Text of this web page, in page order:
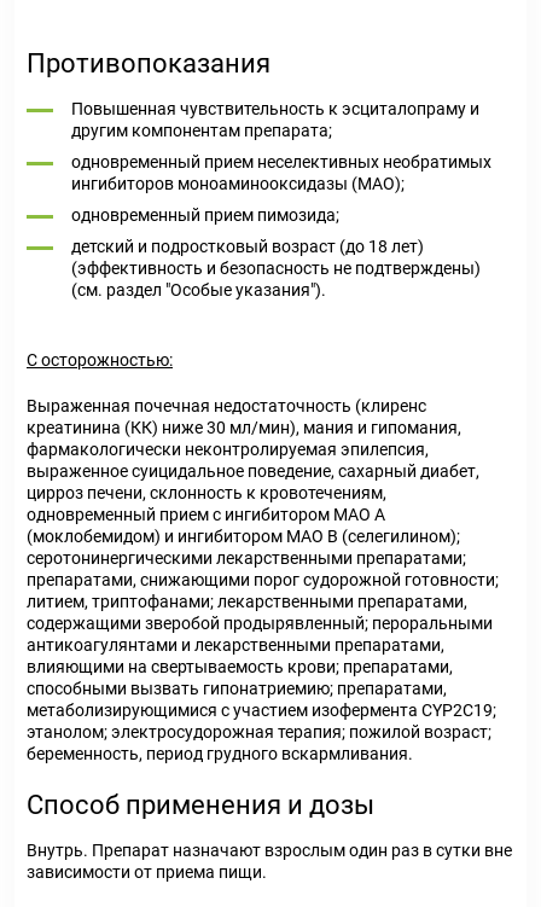
Противопоказания
Повышенная чувствительность к эсциталопраму и
другим компонентам препарата;
одновременный прием неселективных необратимых
ингибиторов моноаминооксидазы (МАО);
одновременный прием пимозида;
детский и подростковый возраст (до 18 лет)
(эффективность и безопасность не подтверждены)
(см. раздел "Особые указания").
С осторожностью:
Выраженная почечная недостаточность (клиренс
креатинина (КК) ниже 30 мл/мин), мания и гипомания,
фармакологически неконтролируемая эпилепсия,
выраженное суицидальное поведение, сахарный диабет,
цирроз печени, склонность к кровотечениям,
одновременный прием с ингибитором МАО А
(моклобемидом) и ингибитором МАО В (селегилином);
серотонинергическими лекарственными препаратами;
препаратами, снижающими порог судорожной готовности;
литием, триптофанами; лекарственными препаратами,
содержащими зверобой продырявленный; пероральными
антикоагулянтами и лекарственными препаратами,
влияющими на свертываемость крови; препаратами,
способными вызвать гипонатриемию; препаратами,
метаболизирующимися с участием изофермента CYP2C19;
этанолом; электросудорожная терапия; пожилой возраст;
беременность, период грудного вскармливания.
Способ применения и дозы
Внутрь. Препарат назначают взрослым один раз в сутки вне
зависимости от приема пищи.